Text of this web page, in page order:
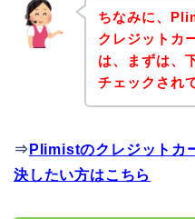
ちなみに、
クレジットカ
は、まずは、
チェックされ
⇒ Plimistのクレジットカ
決したい方はこちら